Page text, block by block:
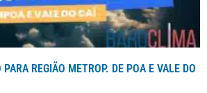
REGIÃO METROP. DE POA E VALE DO